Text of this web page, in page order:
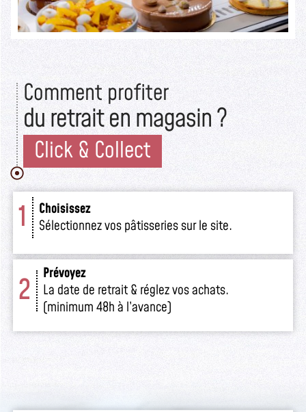
Comment profiter
du retrait en magasin ?
Click & Collect
1
Choisissez
Sélectionnez vos pâtisseries sur le site.
2
Prévoyez
La date de retrait & réglez vos achats.
(minimum 48h à l’avance)